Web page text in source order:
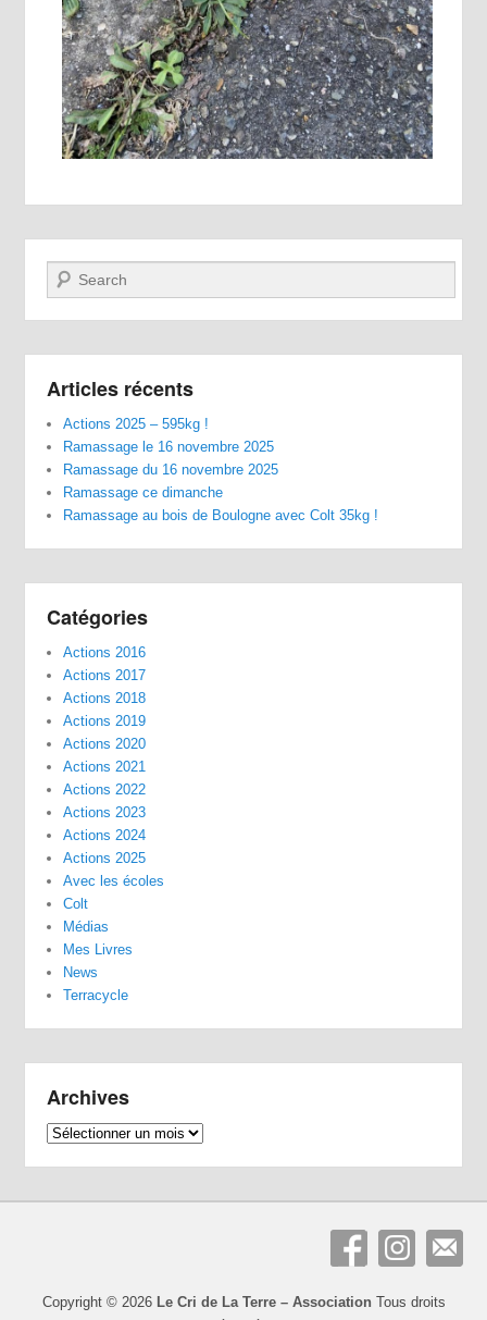
Recherche
Articles récents
Actions 2025 – 595kg !
Ramassage le 16 novembre 2025
Ramassage du 16 novembre 2025
Ramassage ce dimanche
Ramassage au bois de Boulogne avec Colt 35kg !
Catégories
Actions 2016
Actions 2017
Actions 2018
Actions 2019
Actions 2020
Actions 2021
Actions 2022
Actions 2023
Actions 2024
Actions 2025
Avec les écoles
Colt
Médias
Mes Livres
News
Terracycle
Archives
Archives
Copyright © 2026 Le Cri de La Terre – Association Tous droits